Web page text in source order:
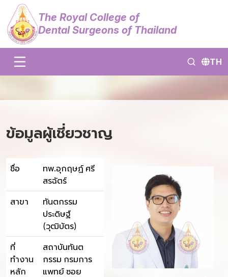
The Royal College of
Dental Surgeons of Thailand
TH
ข้อมูลผู้เชี่ยวชาญ
ชื่อ
ทพ.อุกฤษฏ์ ศรี
สรฉัตร์
สาขา
ทันตกรรม
ประดิษฐ์
(วุฒิบัตร)
ที่
ทำงาน
หลัก
สถาบันทันต
กรรม กรมการ
แพทย์ ซอย